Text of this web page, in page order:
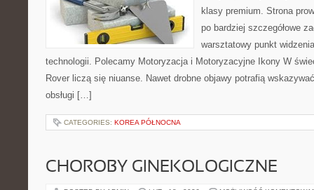
klasy premium. Strona
po bardziej szczegółowe
warsztatowy punkt
technologii. Polecamy Motoryzacja i Motoryzacyjne Ikony W
Rover liczą się niuanse. Nawet drobne objawy potrafią
obsługi […]
CATEGORIES: KOREA PÓŁNOCNA
CHOROBY GINEKOLOGICZNE